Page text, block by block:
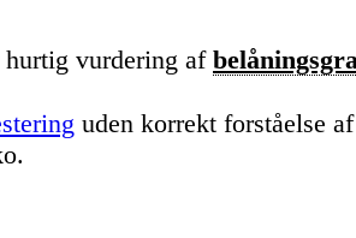
vurdering af
uden korrekt forståelse